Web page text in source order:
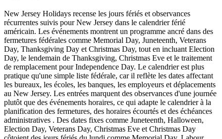
New Jersey Holidays recense les jours fériés et observances
récurrentes suivis pour New Jersey dans le calendrier férié
américain. Les événements montrent un programme ancré dans des
fermetures fédérales comme Memorial Day, Juneteenth, Veterans
Day, Thanksgiving Day et Christmas Day, tout en incluant Election
Day, le lendemain de Thanksgiving, Christmas Eve et le traitement
de remplacement pour Independence Day. Le calendrier est plus
pratique qu'une simple liste fédérale, car il reflète les dates affectant
les bureaux, les écoles, les banques, les employeurs et déplacements
au New Jersey. Les entrées marquent des observances d'une journée
plutôt que des événements horaires, ce qui adapte le calendrier à la
planification des fermetures, des horaires écourtés et des échéances
administratives . Des dates fixes comme Juneteenth, Halloween,
Election Day, Veterans Day, Christmas Eve et Christmas Day